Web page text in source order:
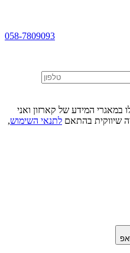
058-7809093
במאגרי המידע של קארזון ואני
שיווקית בהתאם לתנאי השימוש,